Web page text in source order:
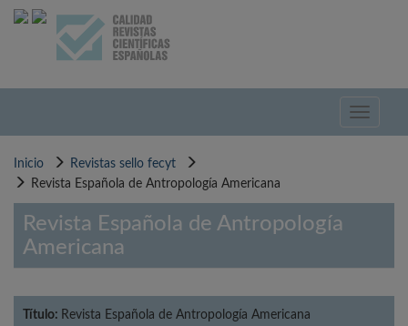
Pasar
Toggle
Inicio
Revistas sello fecyt
Revista Española de Antropología Americana
Revista Española de Antropología
Americana
Título: Revista Española de Antropología Americana